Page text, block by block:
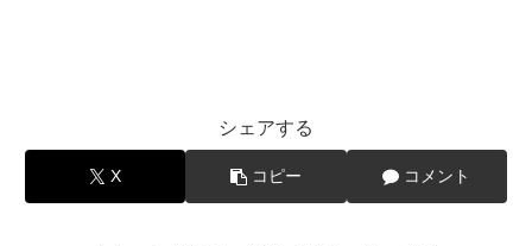
シェアする
X コピー コメント